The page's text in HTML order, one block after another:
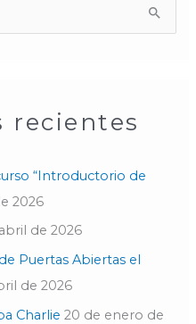
recientes
“Introductorio de
2026
de 2026
Puertas Abiertas el
de 2026
Charlie 20 de enero de